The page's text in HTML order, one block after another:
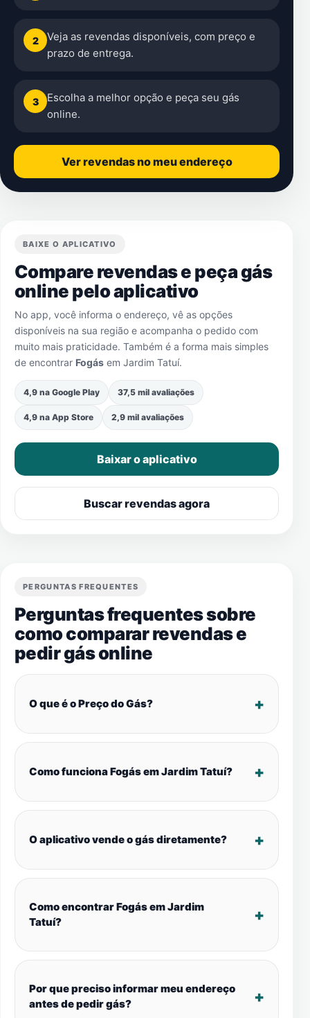
2
Veja as revendas disponíveis, com preço e
prazo de entrega.
3
Escolha a melhor opção e peça seu gás
online.
Ver revendas no meu endereço
BAIXE O APLICATIVO
Compare revendas e peça gás
online pelo aplicativo
No app, você informa o endereço, vê as opções
disponíveis na sua região e acompanha o pedido com
muito mais praticidade. Também é a forma mais simples
de encontrar Fogás em Jardim Tatuí.
4,9 na Google Play 37,5 mil avaliações
4,9 na App Store 2,9 mil avaliações
Baixar o aplicativo
Buscar revendas agora
PERGUNTAS FREQUENTES
Perguntas frequentes sobre
como comparar revendas e
pedir gás online
O que é o Preço do Gás?
Como funciona Fogás em Jardim Tatuí?
O aplicativo vende o gás diretamente?
Como encontrar Fogás em Jardim
Tatuí?
Por que preciso informar meu endereço
antes de pedir gás?